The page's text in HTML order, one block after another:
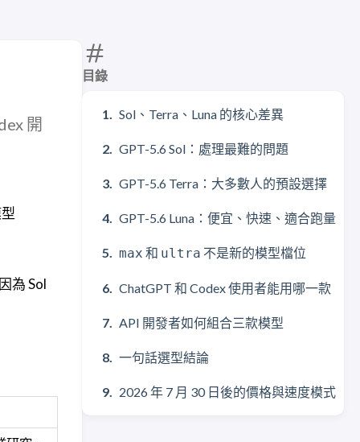
目錄
Sol、Terra、Luna 的核心差異
GPT-5.6 Sol：處理最難的問題
GPT-5.6 Terra：大多數人的預設選擇
GPT-5.6 Luna：便宜、快速、適合跑量
max 和 ultra 不是新的模型檔位
ChatGPT 和 Codex 使用者能用哪一款
API 開發者如何組合三款模型
一句話選型結論
2026 年 7 月 30 日後的價格與速度模式
開
為 Sol